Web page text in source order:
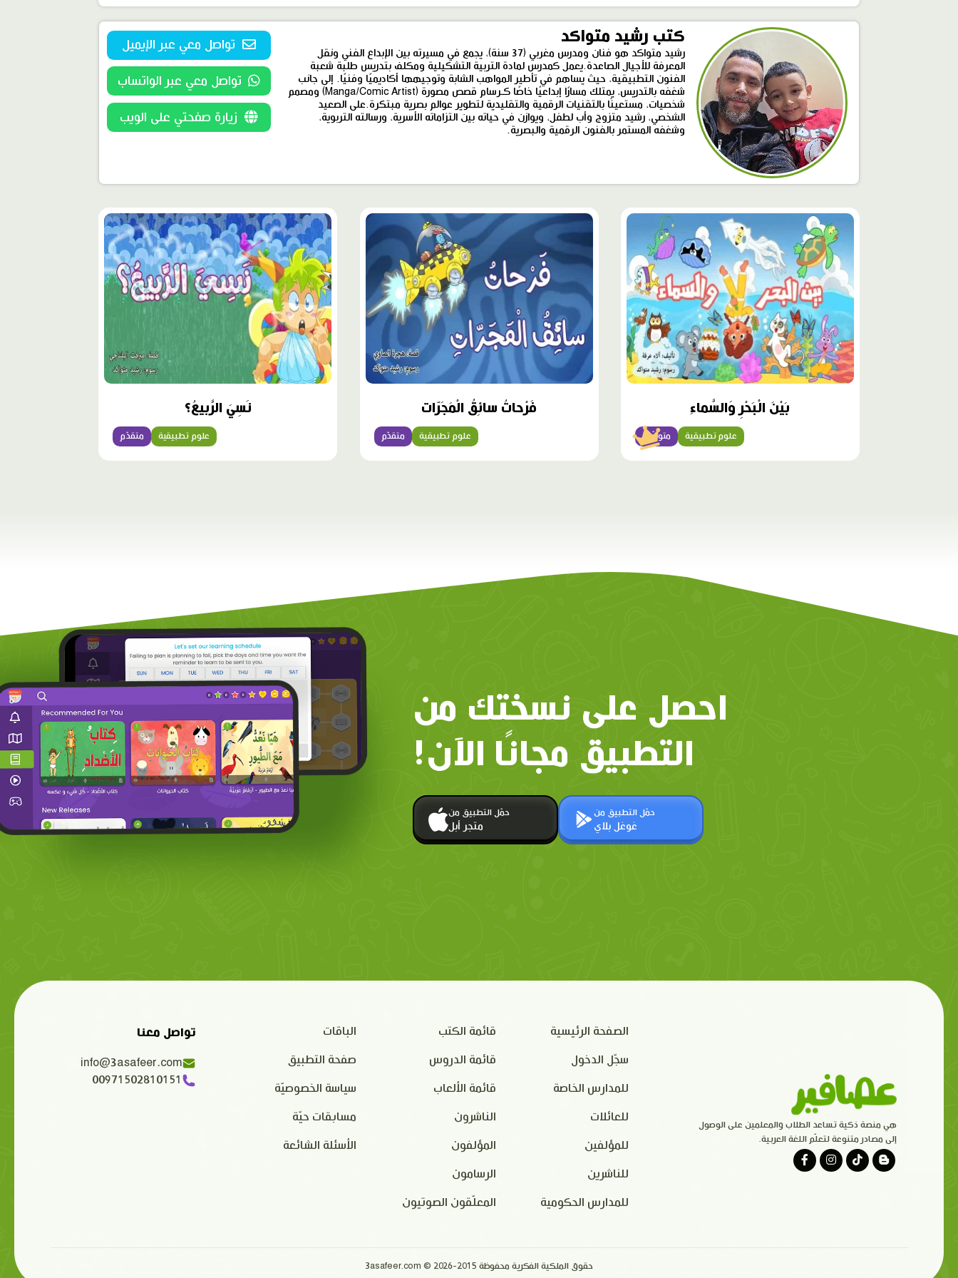
كتب رشيد متواكد
رشيد متواكد هو فنان ومدرس مغربي (37 سنة)، يجمع في مسيرته بين الإبداع الفني ونقل
المعرفة للأجيال الصاعدة. ​يعمل كمدرس لمادة التربية التشكيلية ومكلف بتدريس طلبة شعبة
الفنون التطبيقية، حيث يساهم في تأطير المواهب الشابة وتوجيهها أكاديميًا وفنيًا. إلى جانب
شغفه بالتدريس، يمتلك مسارًا إبداعيًا خاصًا كـرسام قصص مصورة (Manga/Comic Artist) ومصمم
شخصيات، مستعينًا بالتقنيات الرقمية والتقليدية لتطوير عوالم بصرية مبتكرة. ​على الصعيد
الشخصي، رشيد متزوج وأب لطفل، ويوازن في حياته بين التزاماته الأسرية، ورسالته التربوية،
وشغفه المستمر بالفنون الرقمية والبصرية.
تواصل معي عبر الإيميل
تواصل معي عبر الواتساب
زيارة صفحتي على الويب
محتوى
مميّز
بَيْنَ الْبَحْرِ وَالسَّماءِ
متوسّط علوم تطبيقية
فَرْحاتُ سائِقُ الْمَجَرّات
متقدّم علوم تطبيقية
نَسِيَ الرَّبيعُ؟
متقدّم علوم تطبيقية
احصل على نسختك من
التطبيق مجانًا الآن!
حمّل التطبيق من
متجر أبل
حمّل التطبيق من
غوغل بلاي
هي منصة ذكية تساعد الطلاب والمعلمين على الوصول
إلى مصادر متنوعة لتعلّم اللغة العربية.
الصفحة الرئيسية
سجّل الدخول
للمدارس الخاصة
للعائلات
للمؤلفين
للناشرين
للمدارس الحكومية
قائمة الكتب
قائمة الدروس
قائمة الألعاب
الناشرون
المؤلفون
الرسامون
المعلّقون الصوتيون
الباقات
صفحة التطبيق
سياسة الخصوصيّة
مسابقات حيّة
الأسئلة الشائعة
تواصل معنا
info@3asafeer.com
00971502810151
حقوق الملكية الفكرية محفوظة 2015-2026 © 3asafeer.com